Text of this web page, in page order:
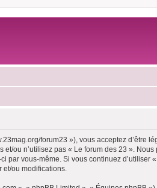
forum23 »), vous acceptez d’être
ou n’utilisez pas « Le forum des 23 ».
par vous-même. Si vous continuez d’utiliser
ou modifications.